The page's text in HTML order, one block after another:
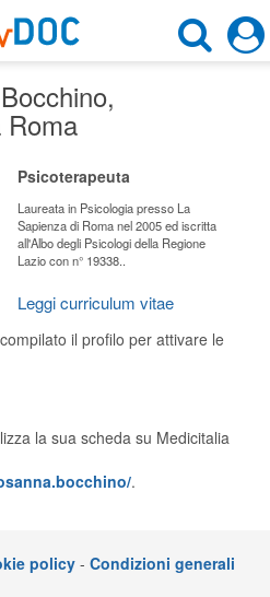
×
di ricerca
×
specialista
CERCA
in cloud
,
Roma
Psicoterapeuta
Laureata in Psicologia presso La
Sapienza di Roma nel 2005 ed iscritta
all'Albo degli Psicologi della Regione
Lazio con n° 19338..
Leggi curriculum vitae
il profilo per attivare le
la sua scheda su Medicitalia
.
policy- Condizioni generali